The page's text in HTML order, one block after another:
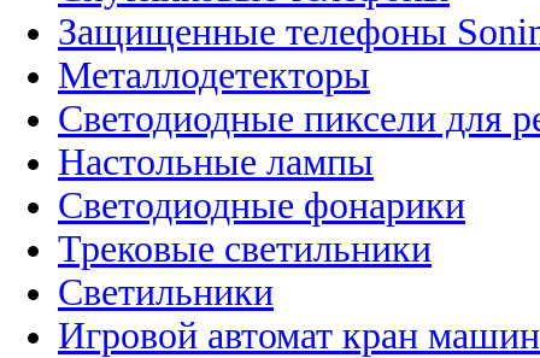
Защищенные телефоны
Металлодетекторы
Светодиодные пиксели для
Настольные лампы
Светодиодные фонарики
Трековые светильники
Светильники
Игровой автомат кран